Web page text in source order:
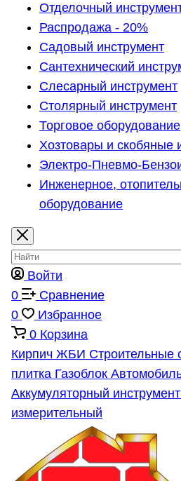
Отделочный
Распродажа - 20%
Садовый инструмент
Сантехнический
Слесарный инструмент
Столярный инструмент
Торговое оборудование
Хозтовары и скобяные
Электро-Пневмо-
Инженерное,
оборудование
Войти
0
Сравнение
0
Избранное
0 Корзина
Кирпич ЖБИ Строительные
плитка Газоблок
Аккумуляторный инструмент
измерительный